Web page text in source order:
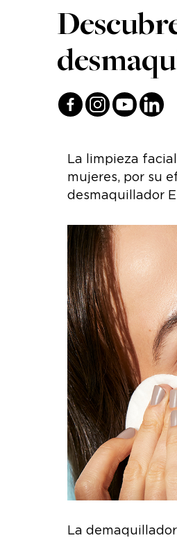
La limpieza
mujeres, por su
desmaquillador
La